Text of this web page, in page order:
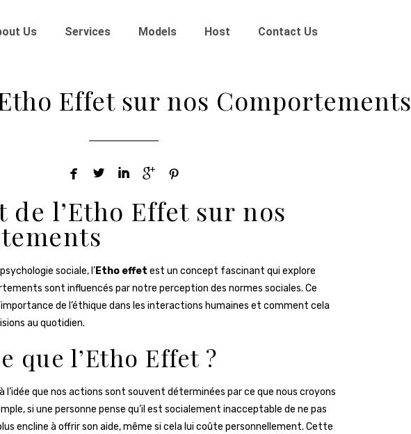
Us Services Models Host Contact Us
Effet sur nos Comportements
    
de l’Etho Effet sur nos
sociale, l’Etho effet est un concept fascinant qui explore
sont influencés par notre perception des normes sociales. Ce
de l’éthique dans les interactions humaines et comment cela
au quotidien.
que l’Etho Effet ?
l’idée que nos actions sont souvent déterminées par ce que nous croyons
si une personne pense qu’il est socialement inacceptable de ne pas
encline à offrir son aide, même si cela lui coûte personnellement. Cette